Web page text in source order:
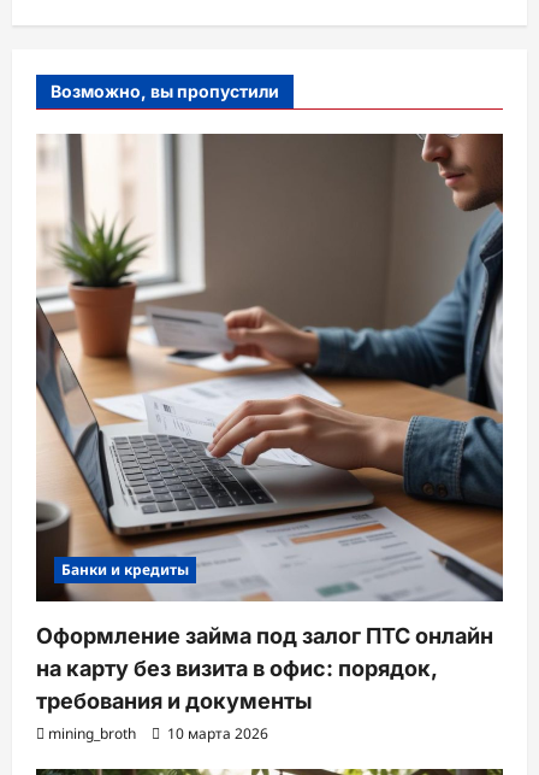
Возможно, вы пропустили
Банки и кредиты
Оформление займа под залог ПТС онлайн
на карту без визита в офис: порядок,
требования и документы
mining_broth 10 марта 2026